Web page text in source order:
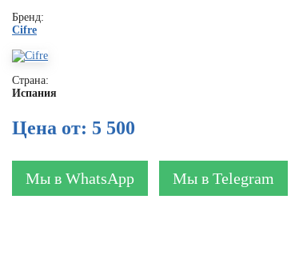
Бренд:
Cifre
Страна:
Испания
Цена от: 5 500
Мы в WhatsApp Мы в Telegram